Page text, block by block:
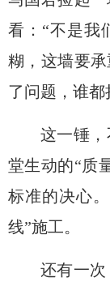
看： “不是我
糊 ， 这墙要
了问题，谁都
这一锤
堂生动的“质
标准的决心
线”施工。
还有一